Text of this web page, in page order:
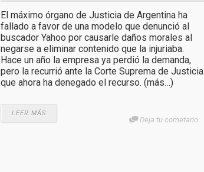
El máximo órgano de Justicia de Argentina ha
fallado a favor de una modelo que denunció al
buscador Yahoo por causarle daños morales al
negarse a eliminar contenido que la injuriaba.
Hace un año la empresa ya perdió la demanda,
pero la recurrió ante la Corte Suprema de Justicia
que ahora ha denegado el recurso. (más…)
LEER MÁS
Deja tu cometario